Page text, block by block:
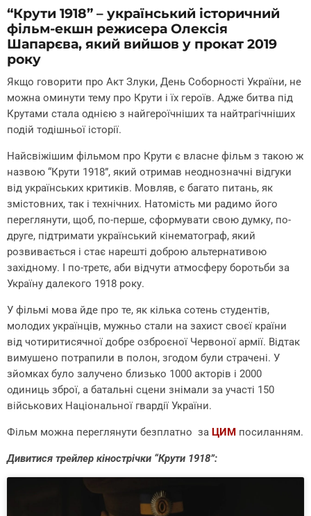
“Крути 1918” – український історичний
фільм-екшн режисера Олексія
Шапарєва, який вийшов у прокат 2019
року
Якщо говорити про Акт Злуки, День Соборності України, не
можна оминути тему про Крути і їх героїв. Адже битва під
Крутами стала однією з найгероїчніших та найтрагічніших
подій тодішньої історії.
Найсвіжішим фільмом про Крути є власне фільм з такою ж
назвою “Крути 1918”, який отримав неоднозначні відгуки
від українських критиків. Мовляв, є багато питань, як
змістовних, так і технічних. Натомість ми радимо його
переглянути, щоб, по-перше, сформувати свою думку, по-
друге, підтримати український кінематограф, який
розвивається і стає нарешті доброю альтернативою
західному. І по-третє, аби відчути атмосферу боротьби за
Україну далекого 1918 року.
У фільмі мова йде про те, як кілька сотень студентів,
молодих українців, мужньо стали на захист своєї країни
від чотиритисячної добре озброєної Червоної армії. Відтак
вимушено потрапили в полон, згодом були страчені. У
зйомках було залучено близько 1000 акторів і 2000
одиниць зброї, а батальні сцени знімали за участі 150
військових Національної гвардії України.
Фільм можна переглянути безплатно за ЦИМ посиланням.
Дивитися трейлер кінострічки “Крути 1918”: